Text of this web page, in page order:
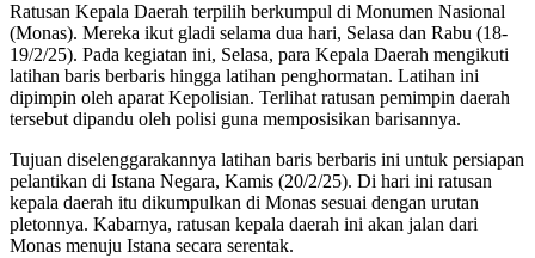
Ratusan Kepala Daerah terpilih berkumpul di Monumen Nasional
(Monas). Mereka ikut gladi selama dua hari, Selasa dan Rabu (18-
19/2/25). Pada kegiatan ini, Selasa, para Kepala Daerah mengikuti
latihan baris berbaris hingga latihan penghormatan. Latihan ini
dipimpin oleh aparat Kepolisian. Terlihat ratusan pemimpin daerah
tersebut dipandu oleh polisi guna memposisikan barisannya.
Tujuan diselenggarakannya latihan baris berbaris ini untuk persiapan
pelantikan di Istana Negara, Kamis (20/2/25). Di hari ini ratusan
kepala daerah itu dikumpulkan di Monas sesuai dengan urutan
pletonnya. Kabarnya, ratusan kepala daerah ini akan jalan dari
Monas menuju Istana secara serentak.